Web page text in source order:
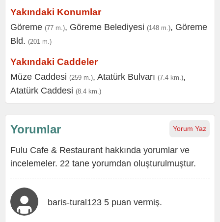
Yakındaki Konumlar
Göreme (77 m.), Göreme Belediyesi (148 m.), Göreme
Bld. (201 m.)
Yakındaki Caddeler
Müze Caddesi (259 m.), Atatürk Bulvarı (7.4 km.),
Atatürk Caddesi (8.4 km.)
Yorum Yaz
Yorumlar
Fulu Cafe & Restaurant hakkında yorumlar ve
incelemeler. 22 tane yorumdan oluşturulmuştur.
baris-tural123 5 puan vermiş.